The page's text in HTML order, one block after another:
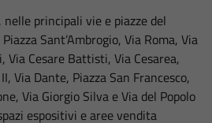
principali vie e piazze del
Sant’Ambrogio, Via Roma, Via
Via Cesare Battisti, Via Cesarea,
Via Dante, Piazza San Francesco,
Via Giorgio Silva e Via del Popolo
espositivi e aree vendita